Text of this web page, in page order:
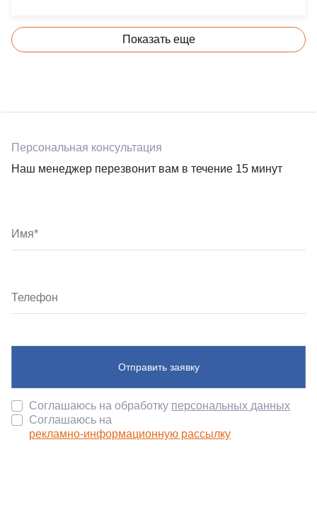
Показать еще
Персональная консультация
Наш менеджер перезвонит вам в течение 15 минут
Отправить заявку
Соглашаюсь на обработку персональных данных
Соглашаюсь на
рекламно-информационную рассылку